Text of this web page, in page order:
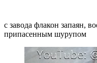
с завода флакон запаян,
припасенным шурупом